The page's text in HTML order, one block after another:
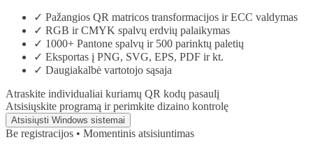
✓ Pažangios QR matricos transformacijos ir ECC valdymas
✓ RGB ir CMYK spalvų erdvių palaikymas
✓ 1000+ Pantone spalvų ir 500 parinktų paletių
✓ Eksportas į PNG, SVG, EPS, PDF ir kt.
✓ Daugiakalbė vartotojo sąsaja
Atraskite individualiai kuriamų QR kodų pasaulį
Atsisiųskite programą ir perimkite dizaino kontrolę
Atsisiųsti Windows sistemai
Be registracijos • Momentinis atsisiuntimas